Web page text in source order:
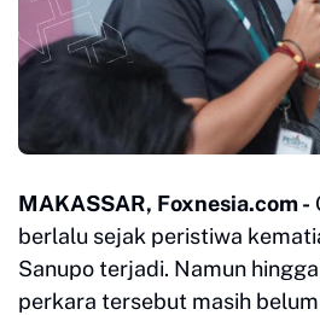
MAKASSAR, Foxnesia.com -
berlalu sejak peristiwa
Sanupo terjadi. Namun
perkara tersebut masih